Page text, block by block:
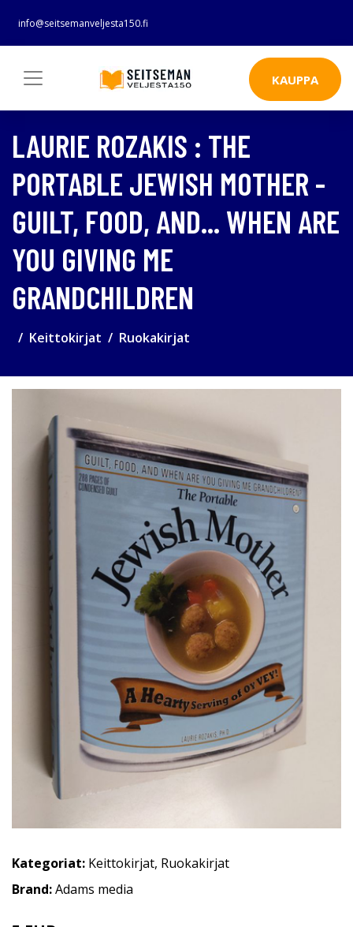
info@seitsemanveljesta150.fi
KAUPPA
LAURIE ROZAKIS : THE
PORTABLE JEWISH MOTHER -
GUILT, FOOD, AND... WHEN ARE
YOU GIVING ME
GRANDCHILDREN
Keittokirjat Ruokakirjat
Kategoriat: Keittokirjat, Ruokakirjat
Brand:Adams media